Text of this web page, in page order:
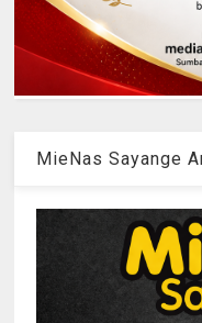
MieNas Sayange